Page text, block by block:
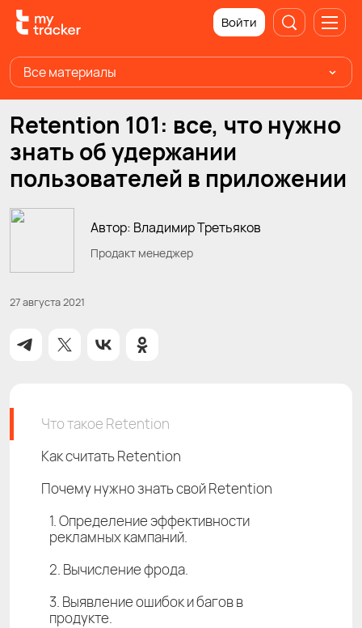
Войти
Все материалы
Retention 101: все, что нужно
знать об удержании
пользователей в приложении
Автор: Владимир Третьяков
Продакт менеджер
27 августа 2021
Что такое Retention
Как считать Retention
Почему нужно знать свой Retention
1. Определение эффективности
рекламных кампаний.
2. Вычисление фрода.
3. Выявление ошибок и багов в
продукте.